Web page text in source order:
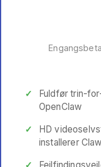
Fuldfør trin-
OpenClaw
HD
installerer